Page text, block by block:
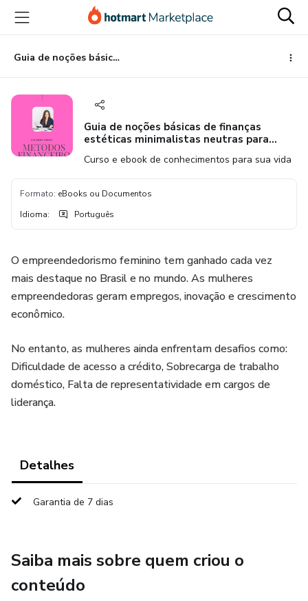
para
conteúdo
principal
para
pagamento
para
rodapé
Guia de noções básicas de finanças estéticas minimalistas neutras para mulheres e capa do e-book
Guia de noções básicas de finanças
estéticas minimalistas neutras para
Curso e ebook de conhecimentos para sua vida
Formato: eBooks ou Documentos
Idioma: Português
O empreendedorismo feminino tem ganhado cada vez
mais destaque no Brasil e no mundo. As mulheres
empreendedoras geram empregos, inovação e crescimento
econômico.
No entanto, as mulheres ainda enfrentam desafios como:
Dificuldade de acesso a crédito, Sobrecarga de trabalho
doméstico, Falta de representatividade em cargos de
liderança.
Detalhes
Garantia de 7 dias
Saiba mais sobre quem criou o
conteúdo